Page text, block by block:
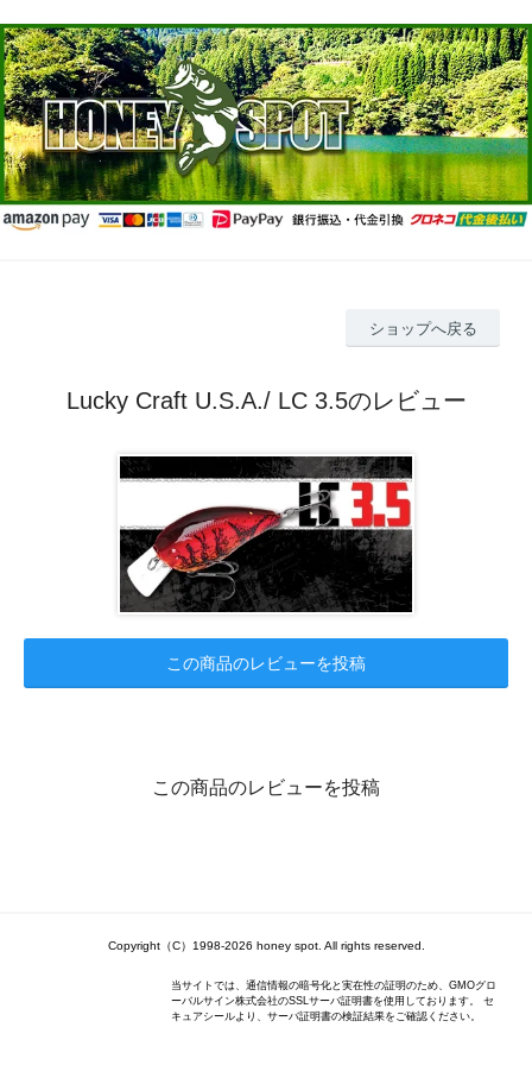
ショップへ戻る
Lucky Craft U.S.A./ LC 3.5のレビュー
この商品のレビューを投稿
この商品のレビューを投稿
Copyright（C）1998-2026 honey spot. All rights reserved.
当サイトでは、通信情報の暗号化と実在性の証明のため、GMOグロ
ーバルサイン株式会社のSSLサーバ証明書を使用しております。 セ
キュアシールより、サーバ証明書の検証結果をご確認ください。